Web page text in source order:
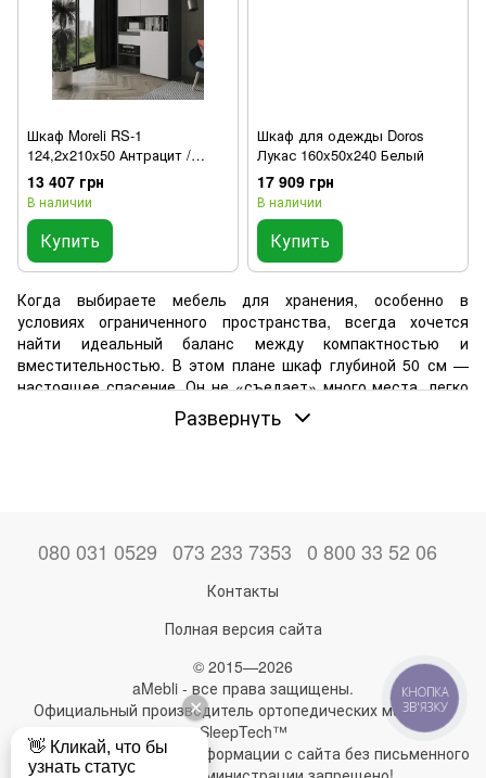
Шкаф Moreli RS-1
124,2x210x50 Антрацит /
Белый
13 407 грн
В наличии
Купить
Шкаф для одежды Doros
Лукас 160x50x240 Белый
17 909 грн
В наличии
Купить
Когда выбираете мебель для хранения, особенно в
условиях ограниченного пространства, всегда хочется
найти идеальный баланс между компактностью и
вместительностью. В этом плане шкаф глубиной 50 см —
настоящее спасение. Он не «съедает» много места, легко
вписывается в любой интерьер и при этом позволяет
организовать вещи с максимальным комфортом. Такая
Amebli подскажут, на что обращать внимание, чтобы
успешно купить шкаф глубиной 50 см с гарантией качества.
Преимущества такой мебели
Шкафы с достаточной глубиной — это не просто
скрывается множество полезных свойств, которые делают
их особенно популярными среди пользователей.
Вот несколько причин, почему они заслуживают внимания:
Функциональность при умеренных габаритах. Такой
Развернуть
080 031 0529 073 233 7353 0 800 33 52 06
Контакты
Полная версия сайта
© 2015—2026
aMebli - все права защищены.
Официальный производитель ортопедических матрасов
SleepTech™
Любое использование информации с сайта без письменного
КНОПКА
ЗВ'ЯЗКУ